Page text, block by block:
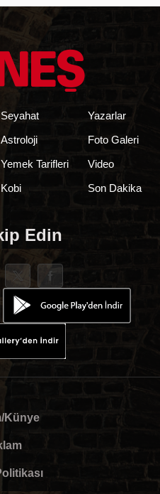
Seyahat
Astroloji
Yemek Tarifleri
Kobi
Yazarlar
Foto Galeri
Video
Son Dakika
Edin
Künye